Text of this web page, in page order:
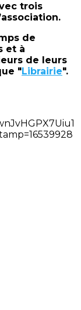
trois
de
et à
de leurs
"Librairie".